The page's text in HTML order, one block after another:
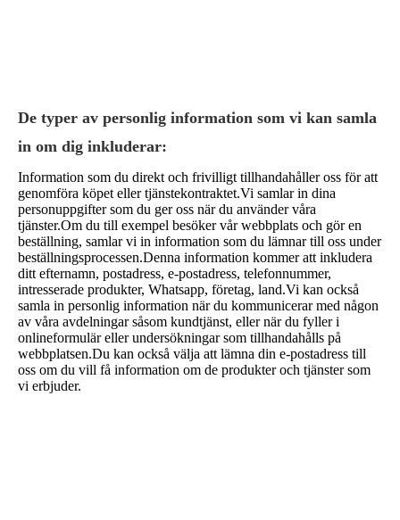
De typer av personlig information som vi kan samla
in om dig inkluderar:
Information som du direkt och frivilligt tillhandahåller oss för att
genomföra köpet eller tjänstekontraktet.Vi samlar in dina
personuppgifter som du ger oss när du använder våra
tjänster.Om du till exempel besöker vår webbplats och gör en
beställning, samlar vi in ​​information som du lämnar till oss under
beställningsprocessen.Denna information kommer att inkludera
ditt efternamn, postadress, e-postadress, telefonnummer,
intresserade produkter, Whatsapp, företag, land.Vi kan också
samla in personlig information när du kommunicerar med någon
av våra avdelningar såsom kundtjänst, eller när du fyller i
onlineformulär eller undersökningar som tillhandahålls på
webbplatsen.Du kan också välja att lämna din e-postadress till
oss om du vill få information om de produkter och tjänster som
vi erbjuder.